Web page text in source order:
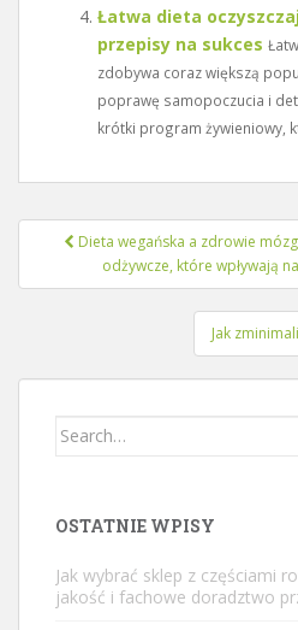
Łatwa dieta
przepisy na sukces
zdobywa coraz większą
poprawę samopoczucia i
krótki program żywieniowy,
Nawigacja
wpisu
Dieta wegańska a zdrowie
odżywcze, które wpływają
Jak
Search
OSTATNIE WPISY
Jak wybrać sklep z częściami
jakość i fachowe doradztwo